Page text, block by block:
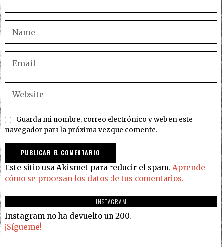
Guarda mi nombre, correo electrónico y web en este
navegador para la próxima vez que comente.
Este sitio usa Akismet para reducir el spam. Aprende
cómo se procesan los datos de tus comentarios.
INSTAGRAM
Instagram no ha devuelto un 200.
¡Sígueme!